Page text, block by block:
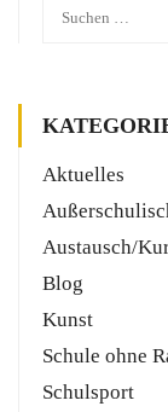
Aktuelles
Austausch/
Blog
Kunst
Schule ohne
Schulsport